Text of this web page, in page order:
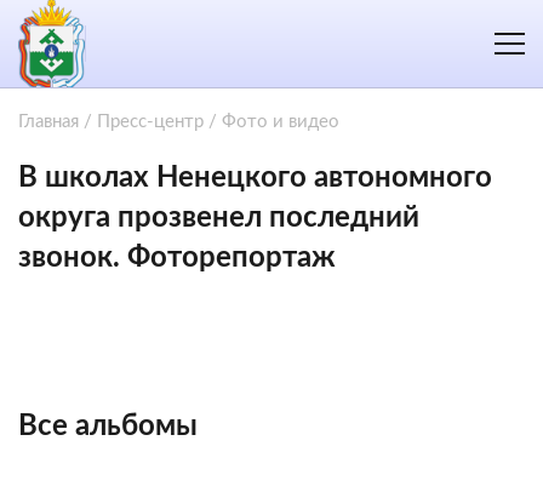
Главная / Пресс-центр / Фото и видео
В школах Ненецкого автономного
округа прозвенел последний
звонок. Фоторепортаж
Все альбомы